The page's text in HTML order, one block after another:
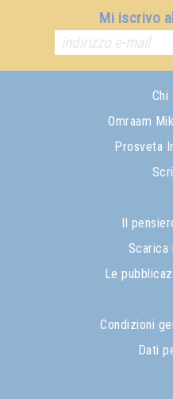
Mi iscrivo
Chi
Omraam
Prosveta
Il
Scarica
Le
Condizioni
Dati